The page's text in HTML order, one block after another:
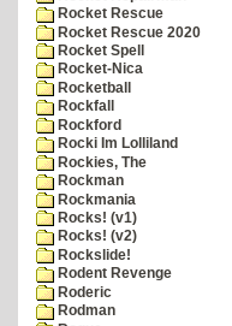
Rocket Rescue
Rocket Rescue 2020
Rocket Spell
Rocket-Nica
Rocketball
Rockfall
Rockford
Rocki Im Lolliland
Rockies, The
Rockman
Rockmania
Rocks! (v1)
Rocks! (v2)
Rockslide!
Rodent Revenge
Roderic
Rodman